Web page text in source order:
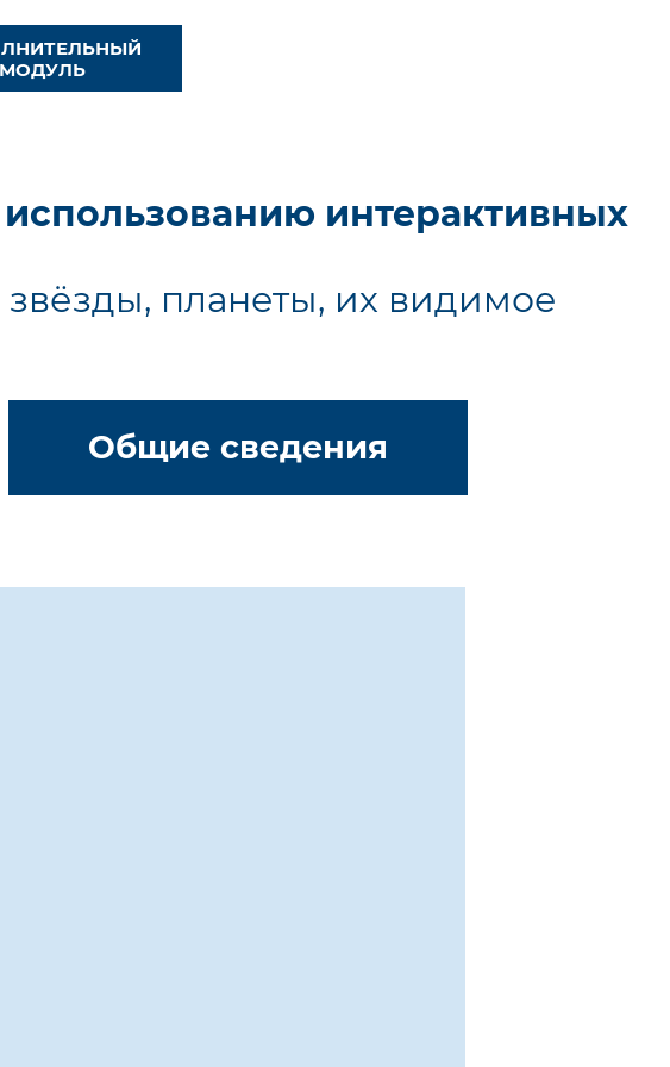
МОДУЛЬ
интерактивных
планеты, их видимое
Общие сведения